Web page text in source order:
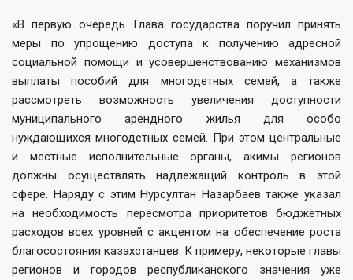
«В первую очередь Глава государства поручил принять
меры по упрощению доступа к получению адресной
социальной помощи и усовершенствованию механизмов
выплаты пособий для многодетных семей, а также
рассмотреть возможность увеличения доступности
муниципального арендного жилья для особо
нуждающихся многодетных семей. При этом центральные
и местные исполнительные органы, акимы регионов
должны осуществлять надлежащий контроль в этой
сфере. Наряду с этим Нурсултан Назарбаев также указал
на необходимость пересмотра приоритетов бюджетных
расходов всех уровней с акцентом на обеспечение роста
благосостояния казахстанцев. К примеру, некоторые главы
регионов и городов республиканского значения уже